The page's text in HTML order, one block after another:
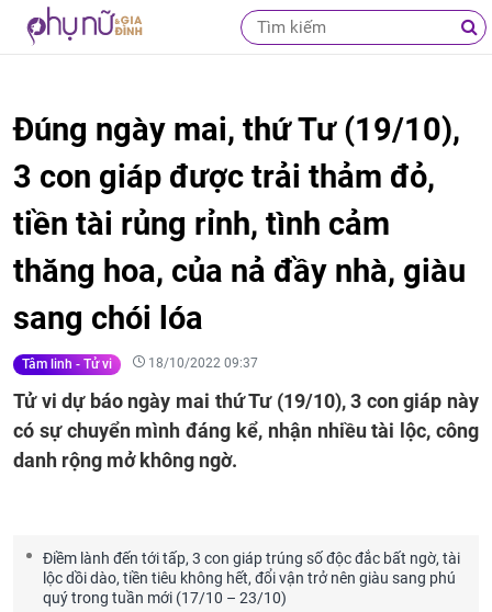
Đúng ngày mai, thứ Tư (19/10),
3 con giáp được trải thảm đỏ,
tiền tài rủng rỉnh, tình cảm
thăng hoa, của nả đầy nhà, giàu
sang chói lóa
Tâm linh - Tử vi 18/10/2022 09:37
Tử vi dự báo ngày mai thứ Tư (19/10), 3 con giáp này
có sự chuyển mình đáng kể, nhận nhiều tài lộc, công
danh rộng mở không ngờ.
Điềm lành đến tới tấp, 3 con giáp trúng số độc đắc bất ngờ, tài
lộc dồi dào, tiền tiêu không hết, đổi vận trở nên giàu sang phú
quý trong tuần mới (17/10 – 23/10)